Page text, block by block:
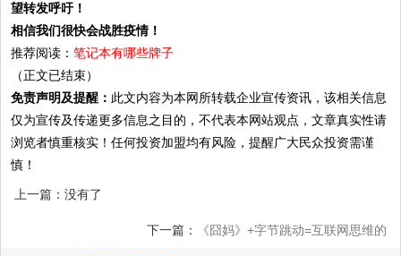
望转发呼吁！
相信我们很快会战胜疫情！
推荐阅读：笔记本有哪些牌子
（正文已结束）
免责声明及提醒： 此文内容为本网所转载企业宣传资讯，该相关信息
仅为宣传及传递更多信息之目的，不代表本网站观点，文章真实性请
浏览者慎重核实！任何投资加盟均有风险，提醒广大民众投资需谨
慎！
上一篇：没有了
下一篇： 《囧妈》+字节跳动=互联网思维的